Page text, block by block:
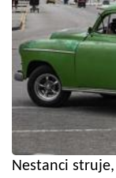
Nestanci